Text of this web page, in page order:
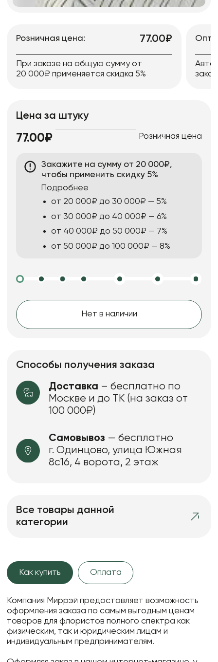
Розничная цена: 77.00₽
При заказе на общую сумму от
20 000₽ применяется скидка 5%
Цена за штуку
77.00₽ Розничная цена
Закажите на сумму от 20 000₽,
чтобы применить скидку 5%
Подробнее
от 20 000₽ до 30 000₽ — 5%
от 30 000₽ до 40 000₽ — 6%
от 40 000₽ до 50 000₽ — 7%
от 50 000₽ до 100 000₽ — 8%
Нет в наличии
Способы получения заказа
Доставка – бесплатно по
Москве и до ТК (на заказ от
100 000₽)
Самовывоз — бесплатно
г. Одинцово, улица Южная
8с16, 4 ворота, 2 этаж
Все товары данной
категории
Как купить Оплата
Компания Миррэй предоставляет возможность
оформления заказа по самым выгодным ценам
товаров для флористов полного спектра как
физическим, так и юридическим лицам и
индивидуальным предпринимателям.